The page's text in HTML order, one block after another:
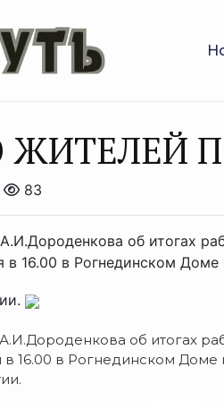
83
об итогах
в 16.00 в Рогнединском
об итогах
в 16.00 в Рогнединском